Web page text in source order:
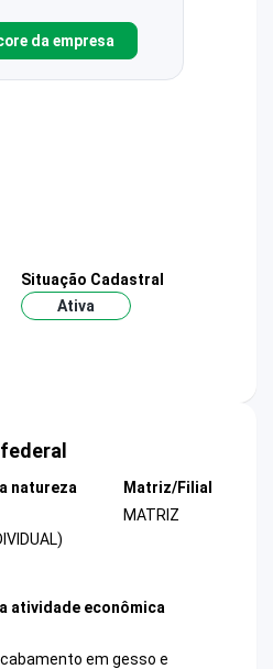
da empresa
Situação Cadastral
Ativa
natureza
Matriz/Filial
MATRIZ
atividade econômica
em gesso e